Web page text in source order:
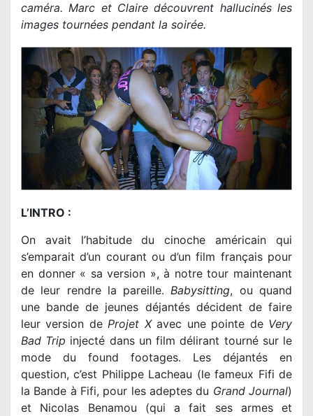
caméra. Marc et Claire découvrent hallucinés les
images tournées pendant la soirée.
L’INTRO :
On avait l’habitude du cinoche américain qui
s’emparait d’un courant ou d’un film français pour
en donner « sa version », à notre tour maintenant
de leur rendre la pareille.Babysitting, ou quand
une bande de jeunes déjantés décident de faire
leur version deProjet Xavec une pointe de Very
Bad Trip injecté dans un film délirant tourné sur le
mode du found footages. Les déjantés en
question, c’est Philippe Lacheau (le fameux Fifi de
la Bande à Fifi, pour les adeptes du Grand Journal)
et Nicolas Benamou (qui a fait ses armes et